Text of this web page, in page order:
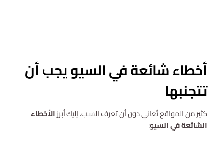
أخطاء شائعة في السيو يجب أن
تتجنبها
كثير من المواقع تُعاني دون أن تعرف السبب. إليك أبرزالأخطاء
الشائعة في السيو: